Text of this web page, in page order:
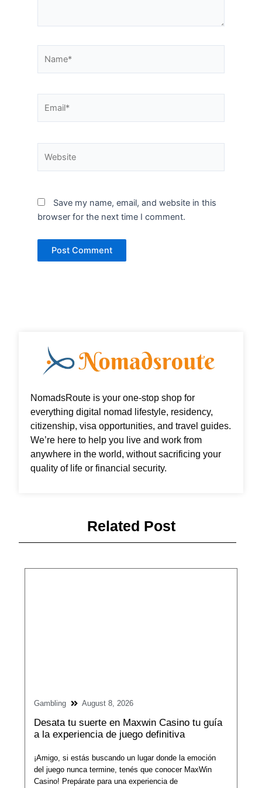
Save my name, email, and website in this
browser for the next time I comment.
NomadsRoute is your one-stop shop for
everything digital nomad lifestyle, residency,
citizenship, visa opportunities, and travel guides.
We’re here to help you live and work from
anywhere in the world, without sacrificing your
quality of life or financial security.
Related Post
Gambling August 8, 2026
Desata tu suerte en Maxwin Casino tu guía
a la experiencia de juego definitiva
¡Amigo, si estás buscando un lugar donde la emoción
del juego nunca termine, tenés que conocer MaxWin
Casino! Prepárate para una experiencia de